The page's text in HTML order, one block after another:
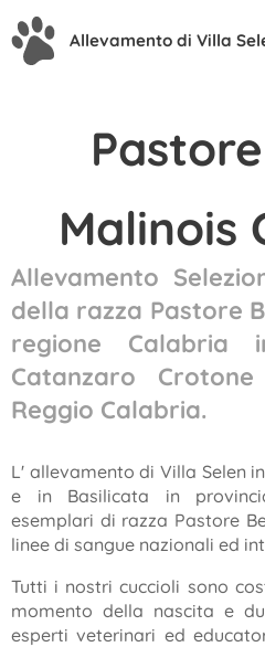
Allevamento di Villa
Malinois
Allevamento
della razza Pastore
regione Calabria
Catanzaro
Reggio Calabria.
L' allevamento di Villa Selen
e in Basilicata in
esemplari di razza Pastore
linee di sangue nazionali ed
Tutti i nostri cuccioli sono
momento della nascita e
esperti veterinari ed